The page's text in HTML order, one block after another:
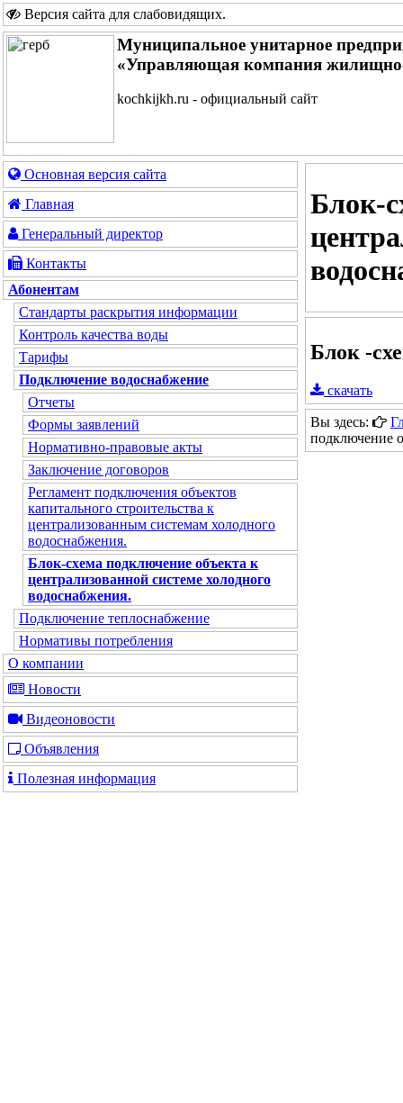
Версия сайта для слабовидящих.
Муниципальное унитарное
«Управляющая компания
kochkijkh.ru - официальный сайт
Основная версия сайта
Главная
Генеральный директор
Контакты
Абонентам
Стандарты раскрытия информации
Контроль качества воды
Тарифы
Подключение водоснабжение
Отчеты
Формы заявлений
Нормативно-правовые акты
Заключение договоров
Регламент подключения объектов
капитального строительства к
централизованным системам холодного
водоснабжения.
Блок-схема подключение объекта к
централизованной системе холодного
водоснабжения.
Подключение теплоснабжение
Нормативы потребления
О компании
Новости
Видеоновости
Объявления
Полезная информация
Блок-
Блок -
скачать
Вы здесь:
подключение